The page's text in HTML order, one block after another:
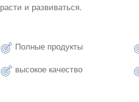
расти и развиваться.
Полные продукты
высокое качество